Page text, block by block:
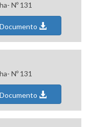
Nº 131
Nº 131